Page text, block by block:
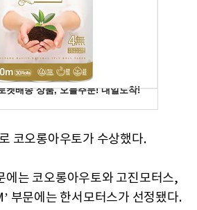
코오롱아우토가 수상했다.
에는 코오롱아우토와 고진모터스,
부문에는 한서모터스가 선정됐다.